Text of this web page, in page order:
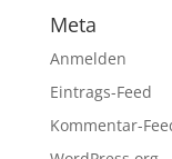
Meta
Anmelden
Eintrags-Feed
Kommentar-